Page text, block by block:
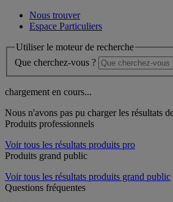
Nous trouver
Espace Particuliers
Utiliser le moteur de recherche
Que cherchez-vous ?
chargement en cours...
Nous n'avons pas pu charger les résultats
Produits professionnels
Voir tous les résultats produits pro
Produits grand public
Voir tous les résultats produits grand public
Questions fréquentes